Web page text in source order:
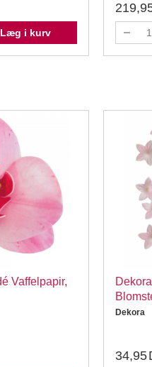
Læg i kurv
Vaffelpapir,
Dekora
34,95